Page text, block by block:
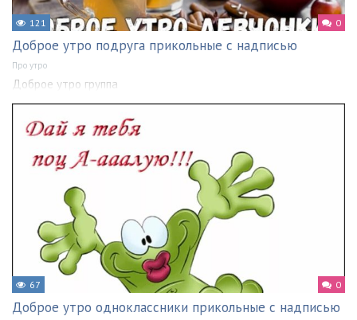
121 0
Доброе утро подруга прикольные с надписью
Про утро
Доброе утро группа
67 0
Доброе утро одноклассники прикольные с надписью